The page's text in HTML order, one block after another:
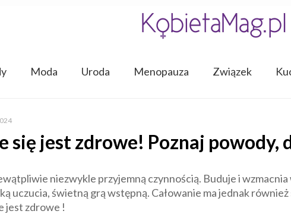
Moda Uroda Menopauza Związek
się jest zdrowe! Poznaj
niezwykle przyjemną czynnością. Buduje i
uczucia, świetną grą wstępną. Całowanie ma jednak
jest zdrowe !